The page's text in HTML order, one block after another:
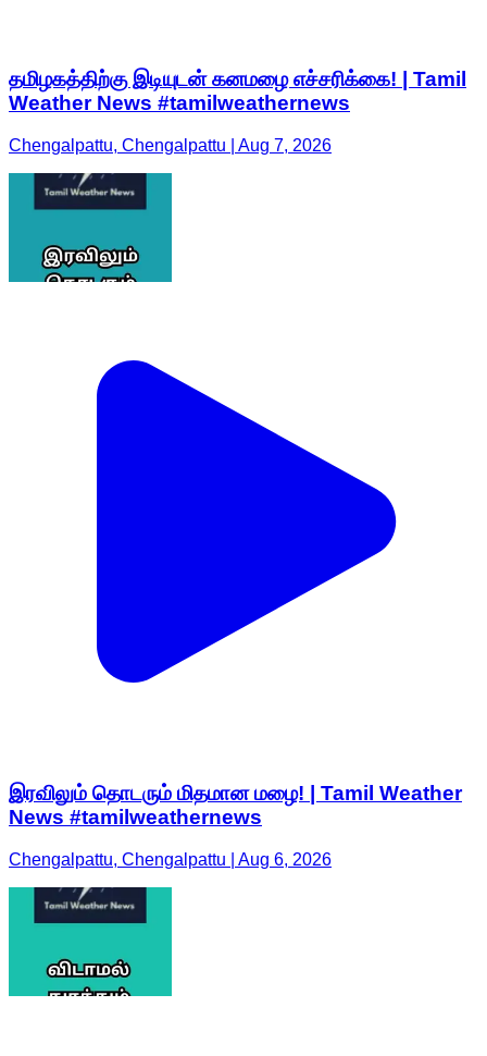
தமிழகத்திற்கு இடியுடன் கனமழை எச்சரிக்கை! | Tamil
Weather News #tamilweathernews
Chengalpattu, Chengalpattu | Aug 7, 2026
இரவிலும் தொடரும் மிதமான மழை! | Tamil Weather
News #tamilweathernews
Chengalpattu, Chengalpattu | Aug 6, 2026